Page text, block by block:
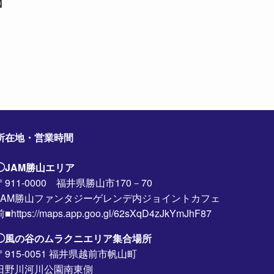
在地・営業時間
勝山エリア
911-0000 福井県勝山市170－70
勝山ファンタジーゲレンデ内ジョイントカフェ
■https://maps.app.goo.gl/62sXqD4zJkYmJhF87
の谷のムラクニエリア集合場所
915-0051 福井県越前市帆山町
野川河川公園南東側